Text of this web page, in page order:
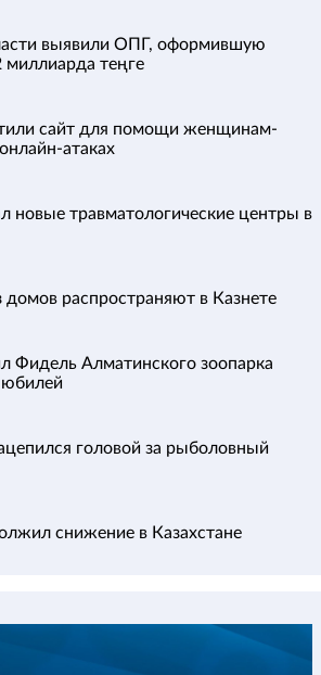
выявили ОПГ, оформившую
миллиарда теңге
сайт для помощи женщинам-
атаках
новые травматологические центры в
распространяют в Казнете
Фидель Алматинского зоопарка
юбилей
головой за рыболовный
снижение в Казахстане